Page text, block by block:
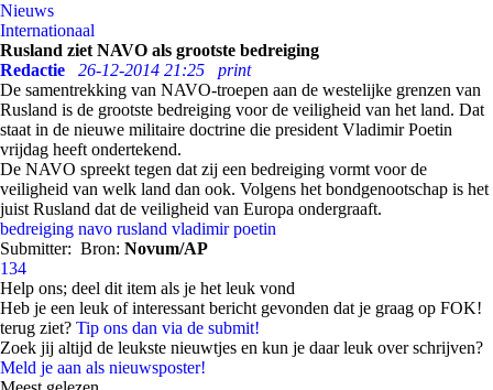
Nieuws
Internationaal
Rusland ziet NAVO als grootste bedreiging
Redactie
26-12-2014 21:25
print
De samentrekking van NAVO-troepen aan de westelijke grenzen van
Rusland is de grootste bedreiging voor de veiligheid van het land. Dat
staat in de nieuwe militaire doctrine die president Vladimir Poetin
vrijdag heeft ondertekend.
De NAVO spreekt tegen dat zij een bedreiging vormt voor de
veiligheid van welk land dan ook. Volgens het bondgenootschap is het
juist Rusland dat de veiligheid van Europa ondergraaft.
bedreiging navo rusland vladimir poetin
Submitter: Bron: Novum/AP
134
Help ons; deel dit item als je het leuk vond
Heb je een leuk of interessant bericht gevonden dat je graag op FOK!
terug ziet? Tip ons dan via de submit!
Zoek jij altijd de leukste nieuwtjes en kun je daar leuk over schrijven?
Meld je aan als nieuwsposter!